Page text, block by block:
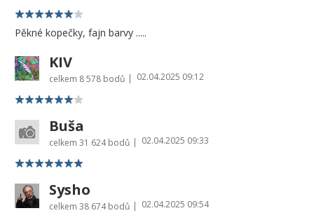
Pěkné kopečky, fajn barvy .....
KIV
celkem 8 578 bodů | 02.04.2025 09:12
Buša
celkem 31 624 bodů | 02.04.2025 09:33
Sysho
celkem 38 674 bodů | 02.04.2025 09:54